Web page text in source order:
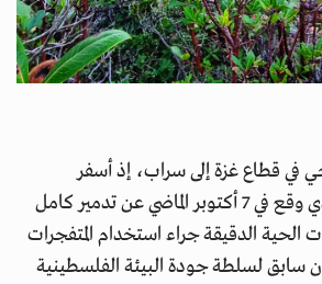
في قطاع غزة إلى سراب، إذ أسفر
العدوان الإسرائيلي الذي وقع في 7 أكتوبر الماضي عن تدمير كامل
الحية الدقيقة جراء استخدام المتفجرات
سابق لسلطة جودة البيئة الفلسطينية